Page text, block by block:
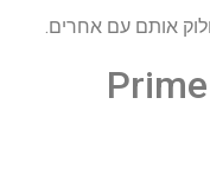
אותם עם אחרים.
מנויים איטי יותר של Prime